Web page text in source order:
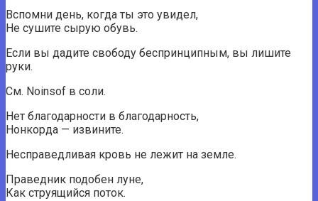
Вспомни день, когда ты это увидел,
Не сушите сырую обувь.
Если вы дадите свободу беспринципным, вы лишите
руки.
См. Noinsof в соли.
Нет благодарности в благодарность,
Нонкорда — извините.
Несправедливая кровь не лежит на земле.
Праведник подобен луне,
Как струящийся поток.